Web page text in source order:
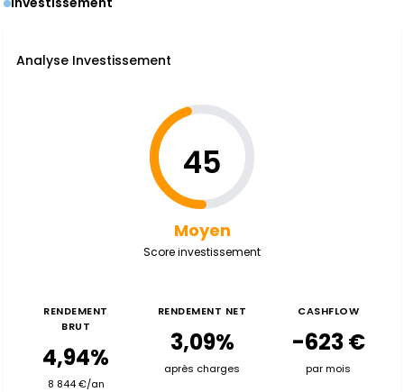
Analyse Investissement
45
Moyen
Score investissement
RENDEMENT
BRUT
4,94%
8 844 €/an
RENDEMENT NET
3,09%
après charges
CASHFLOW
-623 €
par mois